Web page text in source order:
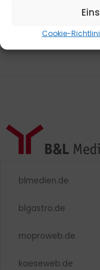
Cookie-
Tel.: 02103/204-0,
Informationen
blmedien.de
blgastro.de
moproweb.de
kaeseweb.de